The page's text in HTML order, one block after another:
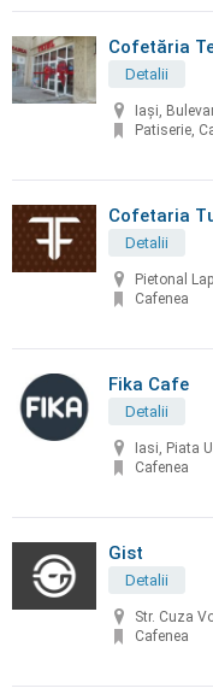
Cofetăria
Detalii
Iași,
Patiserie,
Cofetaria
Detalii
Pietonal
Cafenea
Fika Cafe
Detalii
Iasi, Piata
Cafenea
Gist
Detalii
Str. Cuza
Cafenea